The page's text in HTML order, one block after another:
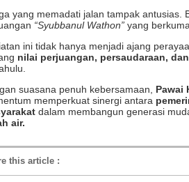
yang memadati jalan tampak antusias.
“Syubbanul Wathon” yang
ini tidak hanya menjadi ajang
nilai perjuangan, persaudaraan,
suasana penuh kebersamaan, Pawai
memperkuat sinergi antara
dalam membangun generasi
air.
this article :